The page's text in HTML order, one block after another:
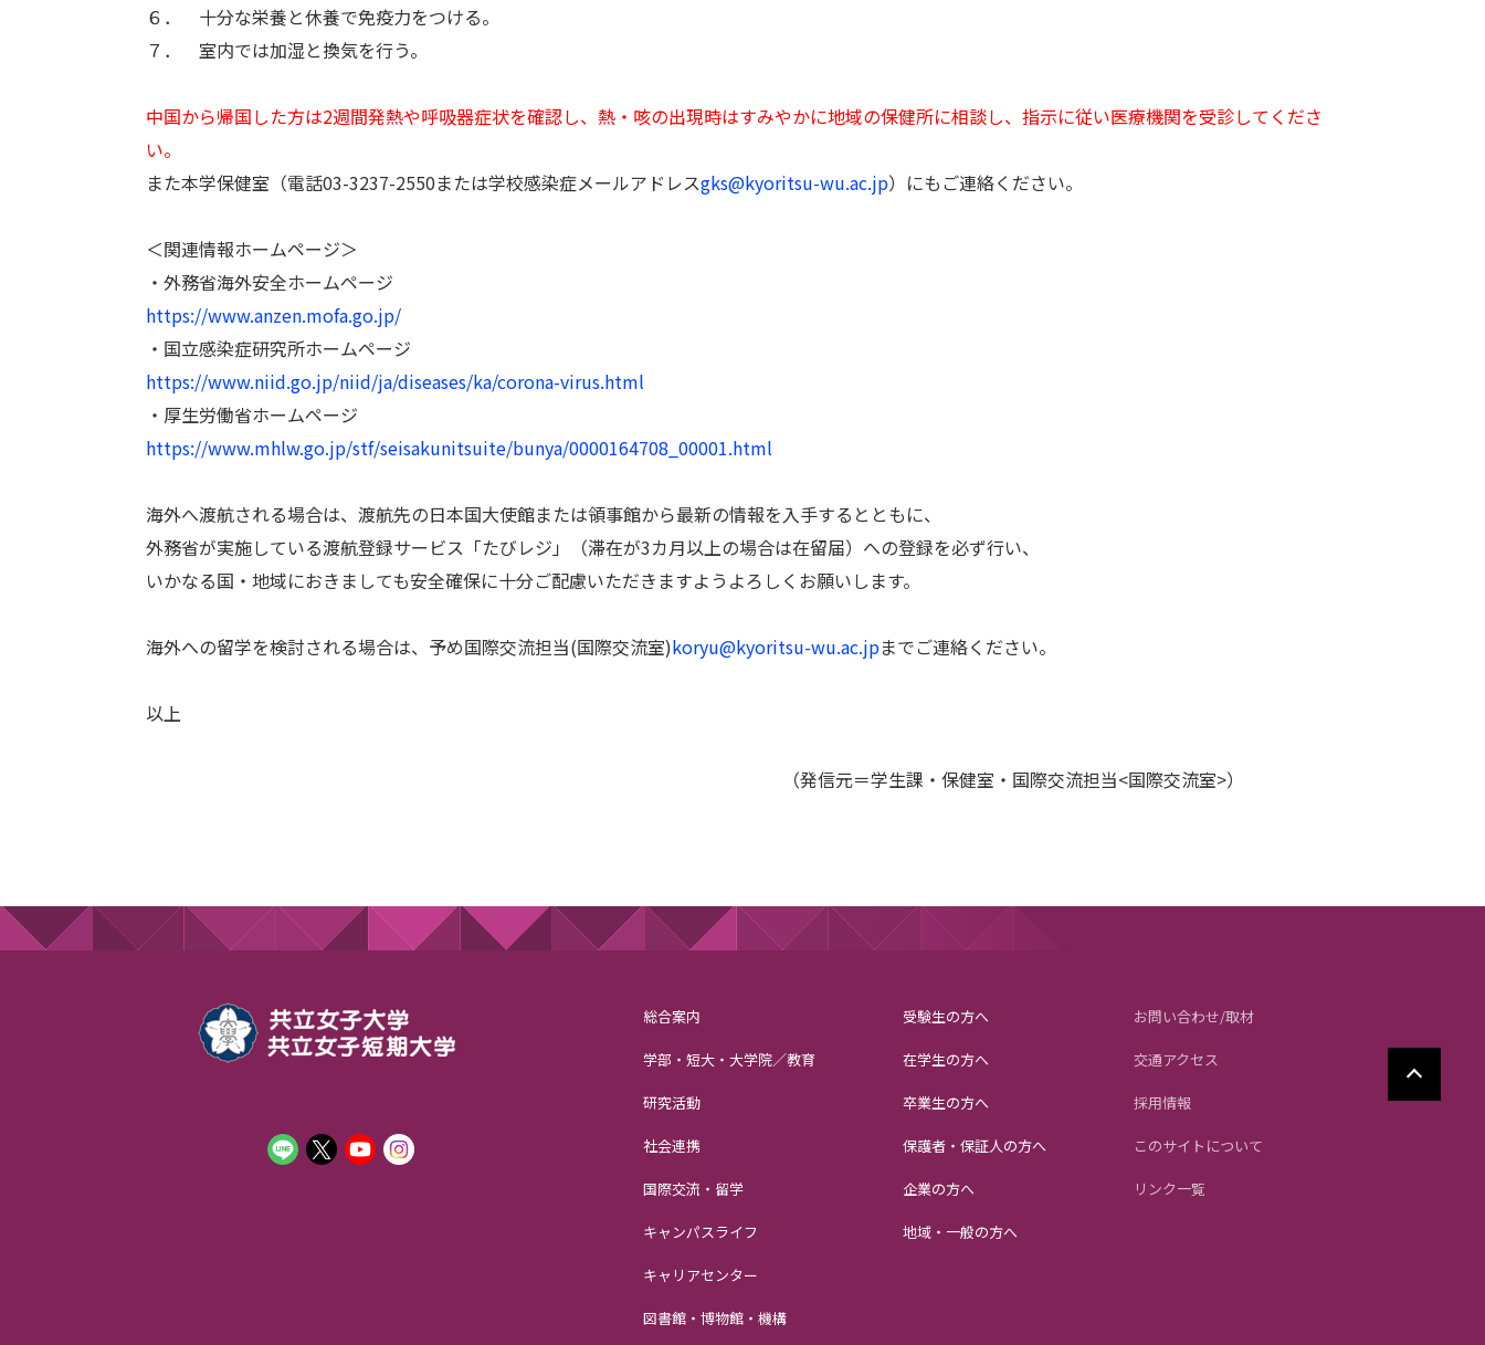
６． 十分な栄養と休養で免疫力をつける。
７． 室内では加湿と換気を行う。
中国から帰国した方は2週間発熱や呼吸器症状を確認し、熱・咳の出現時はすみやかに地域の保健所に相談し、指示に従い医療機関を受診してくださ
い。
また本学保健室（電話03-3237-2550または学校感染症メールアドレスgks@kyoritsu-wu.ac.jp）にもご連絡ください。
＜関連情報ホームページ＞
・外務省海外安全ホームページ
https://www.anzen.mofa.go.jp/
・国立感染症研究所ホームページ
https://www.niid.go.jp/niid/ja/diseases/ka/corona-virus.html
・厚生労働省ホームページ
https://www.mhlw.go.jp/stf/seisakunitsuite/bunya/0000164708_00001.html
海外へ渡航される場合は、渡航先の日本国大使館または領事館から最新の情報を入手するとともに、
外務省が実施している渡航登録サービス「たびレジ」（滞在が3カ月以上の場合は在留届）への登録を必ず行い、
いかなる国・地域におきましても安全確保に十分ご配慮いただきますようよろしくお願いします。
海外への留学を検討される場合は、予め国際交流担当(国際交流室)koryu@kyoritsu-wu.ac.jpまでご連絡ください。
以上
（発信元＝学生課・保健室・国際交流担当<国際交流室>）
総合案内
学部・短大・大学院／教育
研究活動
社会連携
国際交流・留学
キャンパスライフ
キャリアセンター
図書館・博物館・機構
受験生の方へ
在学生の方へ
卒業生の方へ
保護者・保証人の方へ
企業の方へ
地域・一般の方へ
お問い合わせ/取材
交通アクセス
採用情報
このサイトについて
リンク一覧